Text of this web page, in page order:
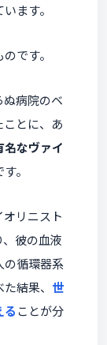
ます。
です。
病院のベ
とに、あ
名なヴァイ
。
リニスト
彼の血液
の循環器系
結果、 世
ることが分